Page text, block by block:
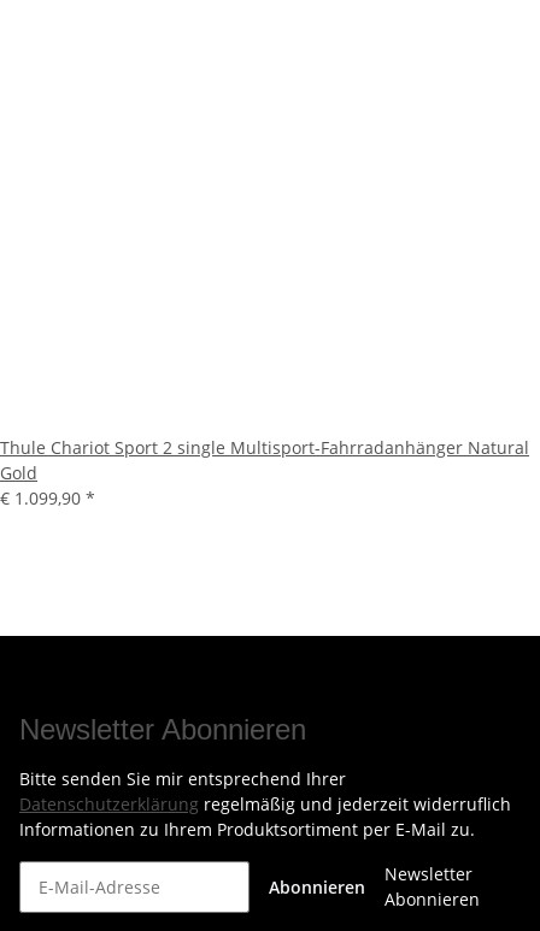
Thule Chariot Sport 2 single Multisport-Fahrradanhänger Natural
Gold
€ 1.099,90 *
Newsletter Abonnieren
Bitte senden Sie mir entsprechend Ihrer
Datenschutzerklärung regelmäßig und jederzeit widerruflich
Informationen zu Ihrem Produktsortiment per E-Mail zu.
Abonnieren
Newsletter
Abonnieren